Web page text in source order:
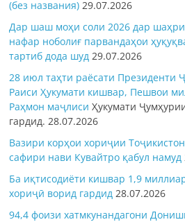
(без названия) 29.07.2026
Дар шаш моҳи соли 2026 дар шаҳри
нафар ноболиғ парвандаҳои
тартиб дода шуд 29.07.2026
28 июл таҳти раёсати Президенти
Раиси Ҳукумати кишвар, Пешвои
Раҳмон маҷлисиҲукумати
гардид.28.07.2026
Вазири корҳои хориҷии
сафири нави Кувайтро қабул намуд
Ба иқтисодиёти кишвар 1,9
хориҷӣ ворид гардид 28.07.2026
94,4 фоизи хатмкунандагони